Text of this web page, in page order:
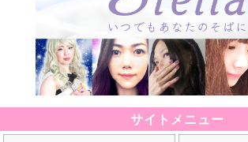
サイトメニュー